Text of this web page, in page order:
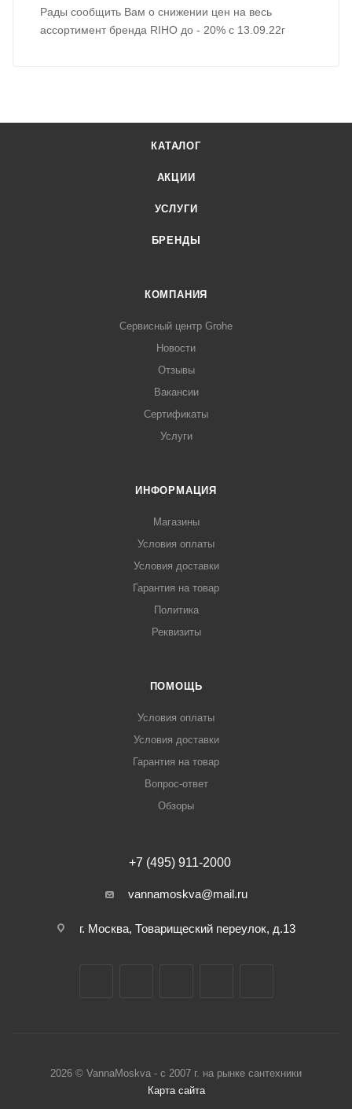
Рады сообщить Вам о снижении цен на весь
ассортимент бренда RIHO до - 20% с 13.09.22г
КАТАЛОГ
АКЦИИ
УСЛУГИ
БРЕНДЫ
КОМПАНИЯ
Сервисный центр Grohe
Новости
Отзывы
Вакансии
Сертификаты
Услуги
ИНФОРМАЦИЯ
Магазины
Условия оплаты
Условия доставки
Гарантия на товар
Политика
Реквизиты
ПОМОЩЬ
Условия оплаты
Условия доставки
Гарантия на товар
Вопрос-ответ
Обзоры
+7 (495) 911-2000
vannamoskva@mail.ru
г. Москва, Товарищеский переулок, д.13
2026 © VannaMoskva - с 2007 г. на рынке сантехники
Карта сайта